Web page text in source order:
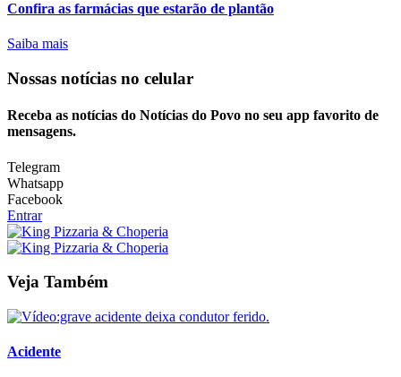
Confira as farmácias que estarão de plantão
Saiba mais
Nossas notícias no celular
Receba as notícias do Notícias do Povo no seu app favorito de
mensagens.
Telegram
Whatsapp
Facebook
Entrar
Veja Também
Acidente